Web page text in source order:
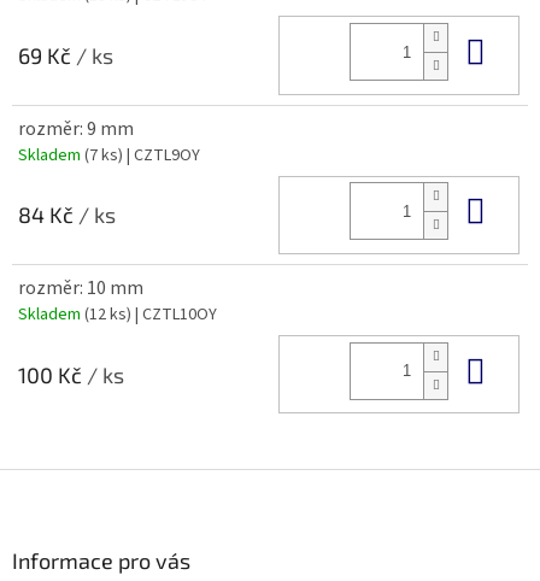
69 Kč / ks
rozměr: 9 mm
Skladem (7 ks) | CZTL9OY
84 Kč / ks
rozměr: 10 mm
Skladem (12 ks) | CZTL10OY
100 Kč / ks
Informace pro vás